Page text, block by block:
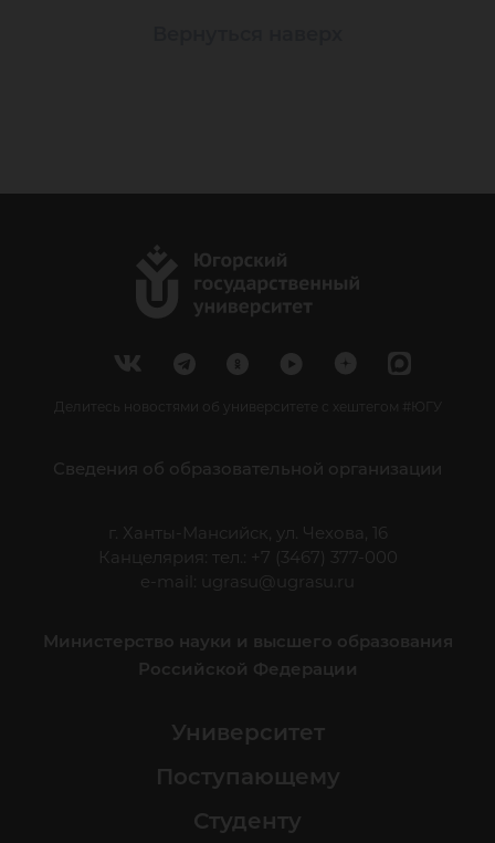
Делитесь новостями об университете с хештегом #ЮГУ
Сведения об образовательной организации
г. Ханты-Мансийск, ул. Чехова, 16
Канцелярия: тел.: +7 (3467) 377-000
e-mail:
ugrasu@ugrasu.ru
Министерство науки и высшего образования
Российской Федерации
Университет
Поступающему
Студенту